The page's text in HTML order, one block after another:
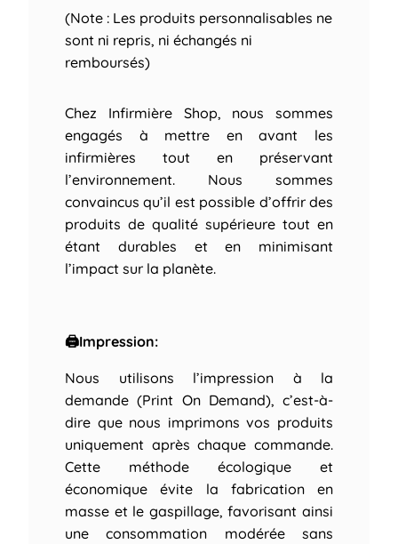
(Note : Les produits personnalisables ne
sont ni repris, ni échangés ni
remboursés)
Chez Infirmière Shop, nous sommes
engagés à mettre en avant les
infirmières tout en préservant
l’environnement. Nous sommes
convaincus qu’il est possible d’offrir des
produits de qualité supérieure tout en
étant durables et en minimisant
l’impact sur la planète.
🖨Impression:
Nous utilisons l’impression à la
demande (Print On Demand), c’est-à-
dire que nous imprimons vos produits
uniquement après chaque commande.
Cette méthode écologique et
économique évite la fabrication en
masse et le gaspillage, favorisant ainsi
une consommation modérée sans